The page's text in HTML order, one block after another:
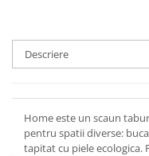
Descriere
Home este un scaun
pentru spatii diverse:
tapitat cu piele ecologica.